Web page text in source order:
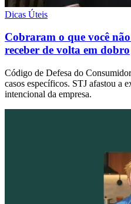
Dicas Úteis
Cobraram o que você
receber de volta em dobro
Código de Defesa do
casos específicos. STJ afastou a
intencional da empresa.